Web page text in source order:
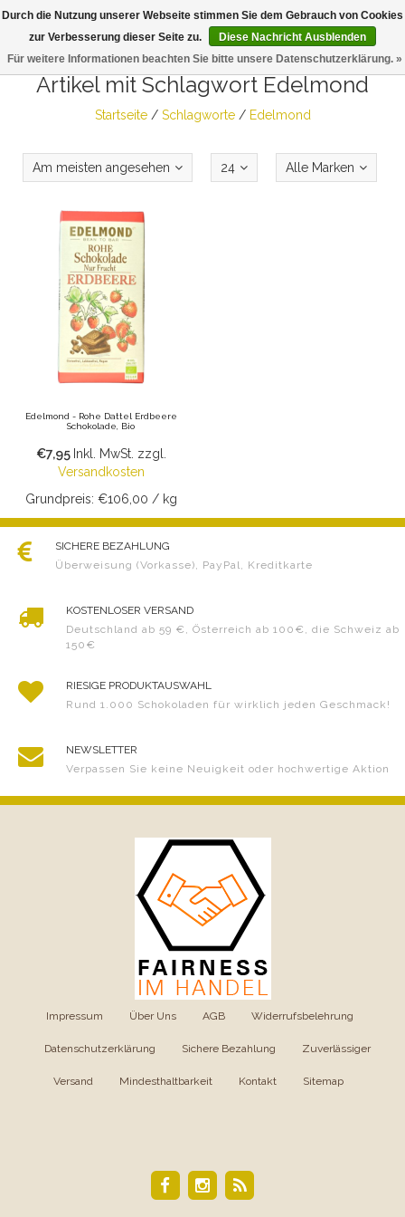
Artikel mit Schlagwort Edelmond
Startseite/ Schlagworte/ Edelmond
Am meisten angesehen 24 Alle Marken
Edelmond - Rohe Dattel Erdbeere
Schokolade, Bio
€7,95 Inkl. MwSt. zzgl.
Versandkosten
Grundpreis: €106,00 / kg
SICHERE BEZAHLUNG
Überweisung (Vorkasse), PayPal, Kreditkarte
KOSTENLOSER VERSAND
Deutschland ab 59 €, Österreich ab 100€, die Schweiz ab
150€
RIESIGE PRODUKTAUSWAHL
Rund 1.000 Schokoladen für wirklich jeden Geschmack!
NEWSLETTER
Verpassen Sie keine Neuigkeit oder hochwertige Aktion
Impressum Über Uns AGB Widerrufsbelehrung
Datenschutzerklärung Sichere Bezahlung Zuverlässiger
Versand Mindesthaltbarkeit Kontakt Sitemap
Durch die Nutzung unserer Webseite stimmen Sie dem Gebrauch von Cookies
zur Verbesserung dieser Seite zu.
Diese Nachricht Ausblenden
Für weitere Informationen beachten Sie bitte unsere Datenschutzerklärung. »